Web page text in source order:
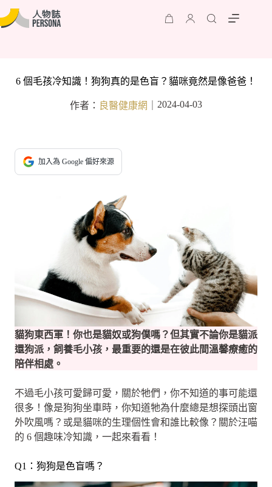
6 個毛孩冷知識！狗狗真的是色盲？貓咪竟然是像爸爸！
作者： 良醫健康網 2024-04-03
加入為 Google 偏好來源
貓狗東西軍！你也是貓奴或狗僕嗎？但其實不論你是貓派
還狗派，飼養毛小孩，最重要的還是在彼此間溫馨療癒的
陪伴相處。
不過毛小孩可愛歸可愛，關於牠們，你不知道的事可能還
很多！像是狗狗坐車時，你知道牠為什麼總是想探頭出窗
外吹風嗎？或是貓咪的生理個性會和誰比較像？關於汪喵
的 6 個趣味冷知識，一起來看看！
Q1：狗狗是色盲嗎？